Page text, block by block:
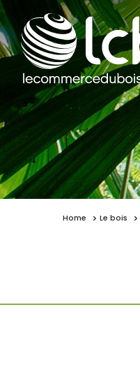
Home Le bois